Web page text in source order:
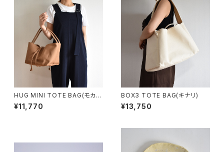
HUG MINI TOTE BAG(モカ/
ブラウン)
¥11,770
BOX3 TOTE BAG(キナリ)
¥13,750